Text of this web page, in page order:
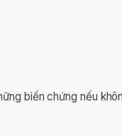
biến chứng nếu